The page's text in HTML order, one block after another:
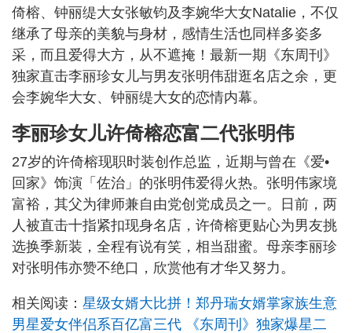
倚榕、钟丽缇大女张敏钧及李婉华大女Natalie，不仅
继承了母亲的美貌与身材，感情生活也同样多姿多
采，而且爱得大方，从不遮掩！最新一期《东周刊》
独家直击李丽珍女儿与男友张明伟甜逛名店之余，更
会李婉华大女、钟丽缇大女的恋情内幕。
李丽珍女儿许倚榕恋富二代张明伟
27岁的许倚榕现职时装创作总监，近期与曾在《爱•
回家》饰演「佐治」的张明伟爱得火热。张明伟家境
富裕，其父为律师兼自由党创党成员之一。日前，两
人被直击十指紧扣现身名店，许倚榕更贴心为男友挑
选换季新装，全程有说有笑，相当甜蜜。母亲李丽珍
对张明伟亦赞不绝口，欣赏他有才华又努力。
相关阅读： 星级女婿大比拼！郑丹瑞女婿掌家族生意
男星爱女伴侣系百亿富三代 《东周刊》独家爆星二